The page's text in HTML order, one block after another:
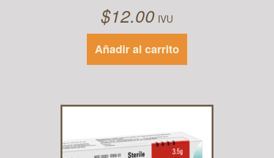
$12.00 IVU
Añadir al carrito